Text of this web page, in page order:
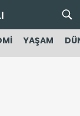
YAŞAM